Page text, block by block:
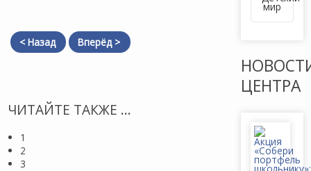
< Назад Вперёд >
ЧИТАЙТЕ ТАКЖЕ ...
1
2
3
ЦЕНТРА